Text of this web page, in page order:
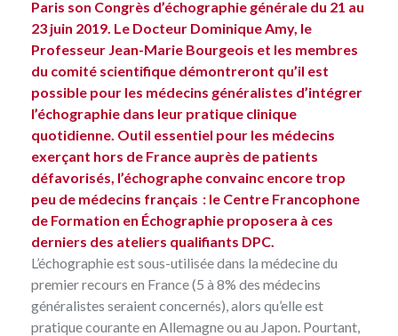
Paris son Congrès d’échographie générale du 21 au
23 juin 2019. Le Docteur Dominique Amy, le
Professeur Jean-Marie Bourgeois et les membres
du comité scientifique démontreront qu’il est
possible pour les médecins généralistes d’intégrer
l’échographie dans leur pratique clinique
quotidienne. Outil essentiel pour les médecins
exerçant hors de France auprès de patients
défavorisés, l’échographe convainc encore trop
peu de médecins français : le Centre Francophone
de Formation en Échographie proposera à ces
derniers des ateliers qualifiants DPC.
L’échographie est sous-utilisée dans la médecine du
premier recours en France (5 à 8% des médecins
généralistes seraient concernés), alors qu’elle est
pratique courante en Allemagne ou au Japon. Pourtant,